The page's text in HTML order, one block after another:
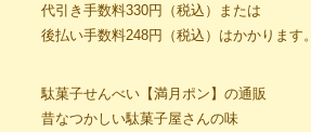
代引き手数料330円（税込）または
後払い手数料248円（税込）はかかります。
駄菓子せんべい【満月ポン】の通販
昔なつかしい駄菓子屋さんの味